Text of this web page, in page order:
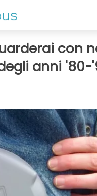
con
anni '80-